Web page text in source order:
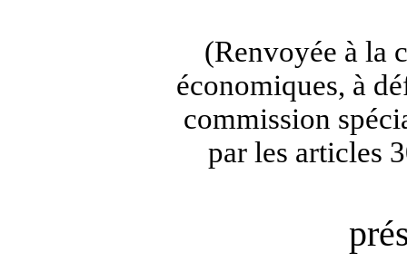
(Renvoyée à la
économiques, à
commission
par les articles